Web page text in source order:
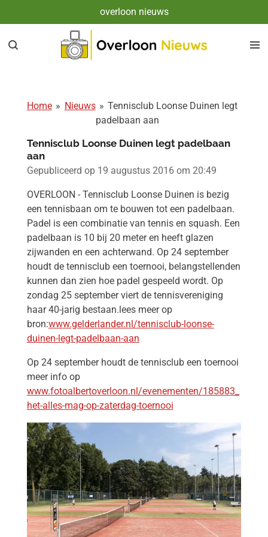
direct
naar
overloon nieuws
Home » Nieuws » Tennisclub Loonse Duinen legt
padelbaan aan
Tennisclub Loonse Duinen legt padelbaan
aan
Gepubliceerd op 19 augustus 2016 om 20:49
OVERLOON - Tennisclub Loonse Duinen is bezig
een tennisbaan om te bouwen tot een padelbaan.
Padel is een combinatie van tennis en squash. Een
padelbaan is 10 bij 20 meter en heeft glazen
zijwanden en een achterwand. Op 24 september
houdt de tennisclub een toernooi, belangstellenden
kunnen dan zien hoe padel gespeeld wordt. Op
zondag 25 september viert de tennisvereniging
haar 40-jarig bestaan.lees meer op
bron:www.gelderlander.nl/tennisclub-loonse-
duinen-legt-padelbaan-aan
Op 24 september houdt de tennisclub een toernooi
meer info op
www.fotoalbertoverloon.nl/evenementen/185883_
het-alles-mag-op-zaterdag-toernooi